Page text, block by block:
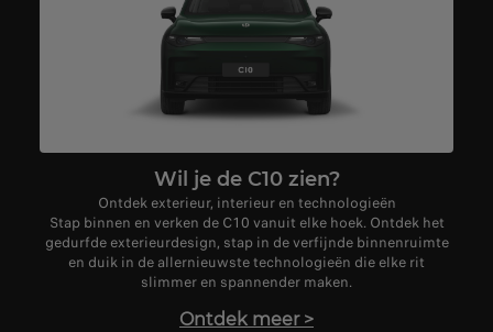
Wil je de C10 zien?
Ontdek exterieur, interieur en technologieën
Stap binnen en verken de C10 vanuit elke hoek. Ontdek het
gedurfde exterieurdesign, stap in de verfijnde binnenruimte
en duik in de allernieuwste technologieën die elke rit
slimmer en spannender maken.
Ontdek meer>